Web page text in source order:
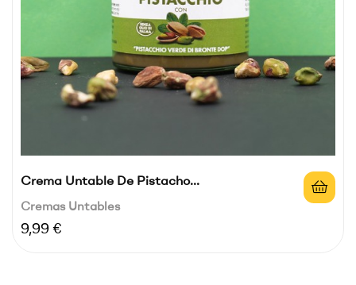
Crema Untable De Pistacho...
Cremas Untables
Precio
9,99 €